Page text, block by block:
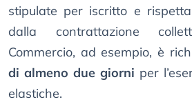
stipulate per iscritto e
dalla contrattazione
Commercio, ad esempio, è
di almeno due giorni per
elastiche.